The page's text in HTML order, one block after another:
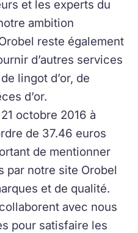
et les experts du
ambition
reste également
d’autres services
lingot d’or, de
d’or.
octobre 2016 à
de 37.46 euros
de mentionner
par notre site Orobel
et de qualité.
avec nous
pour satisfaire les